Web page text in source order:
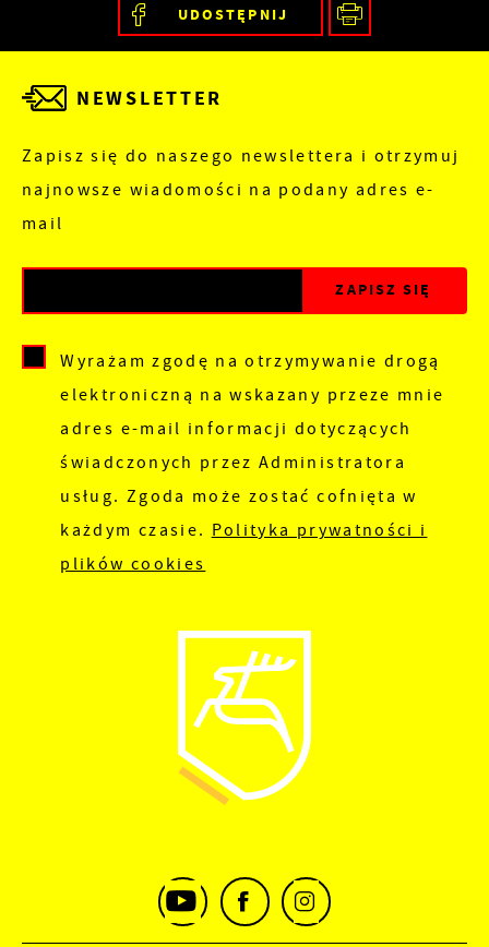
UDOSTĘPNIJ
NEWSLETTER
Zapisz się do naszego newslettera i otrzymuj
najnowsze wiadomości na podany adres e-
mail
Wyrażam zgodę na otrzymywanie drogą
elektroniczną na wskazany przeze mnie
adres e-mail informacji dotyczących
świadczonych przez Administratora
usług. Zgoda może zostać cofnięta w
każdym czasie. Polityka prywatności i
plików cookies